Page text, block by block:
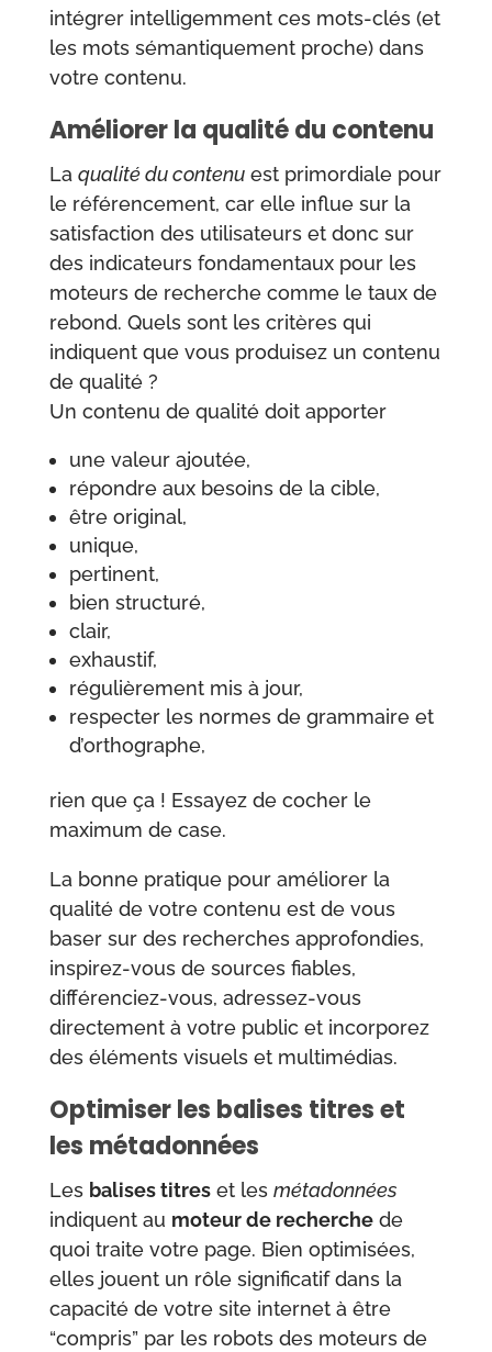
intégrer intelligemment ces mots-clés (et
les mots sémantiquement proche) dans
votre contenu.
Améliorer la qualité du contenu
La qualité du contenuest primordiale pour
le référencement, car elle influe sur la
satisfaction des utilisateurs et donc sur
des indicateurs fondamentaux pour les
moteurs de recherche comme le taux de
rebond. Quels sont les critères qui
indiquent que vous produisez un contenu
de qualité ?
Un contenu de qualité doit apporter
une valeur ajoutée,
répondre aux besoins de la cible,
être original,
unique,
pertinent,
bien structuré,
clair,
exhaustif,
régulièrement mis à jour,
respecter les normes de grammaire et
d’orthographe,
rien que ça ! Essayez de cocher le
maximum de case.
La bonne pratique pour améliorer la
qualité de votre contenu est de vous
baser sur des recherches approfondies,
inspirez-vous de sources fiables,
différenciez-vous, adressez-vous
directement à votre public et incorporez
des éléments visuels et multimédias.
Optimiser les balises titres et
les métadonnées
Les balises titreset les métadonnées
indiquent au moteur de recherchede
quoi traite votre page. Bien optimisées,
elles jouent un rôle significatif dans la
capacité de votre site internet à être
“compris” par les robots des moteurs de